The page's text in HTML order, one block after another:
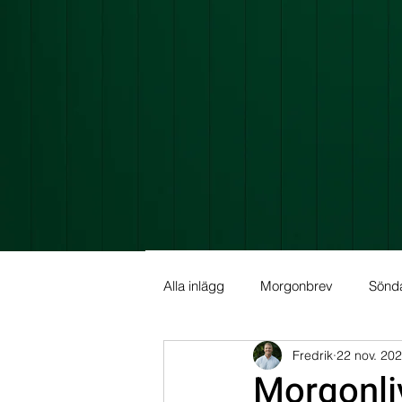
Alla inlägg Morgonbrev
Allmän info Fundamental
Fredrik 22 nov.